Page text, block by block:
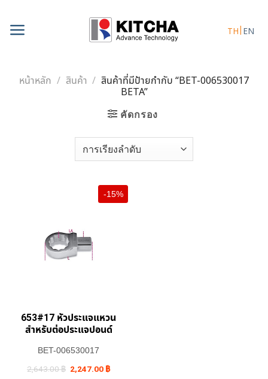
content
TH EN
หน้าหลัก / สินค้า / สินค้าที่มีป้ายกำกับ “BET-006530017
BETA”
คัดกรอง
-15%
653#17 หัวประแจแหวน
สำหรับต่อประแจปอนด์
BET-006530017
2,643.00฿ Original
price
2,247.00 ฿Current
price